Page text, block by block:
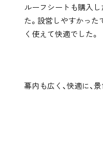
ルーフシートも購入
た。設営しやすかった
く使えて快適でした。
幕内も広く、快適に、